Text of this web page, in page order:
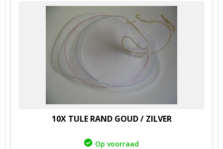
10X TULE RAND GOUD / ZILVER
Op voorraad